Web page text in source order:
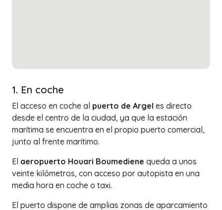
1. En coche
El acceso en coche al puerto de Argel es directo
desde el centro de la ciudad, ya que la estación
marítima se encuentra en el propio puerto comercial,
junto al frente marítimo.
El aeropuerto Houari Boumediene queda a unos
veinte kilómetros, con acceso por autopista en una
media hora en coche o taxi.
El puerto dispone de amplias zonas de aparcamiento